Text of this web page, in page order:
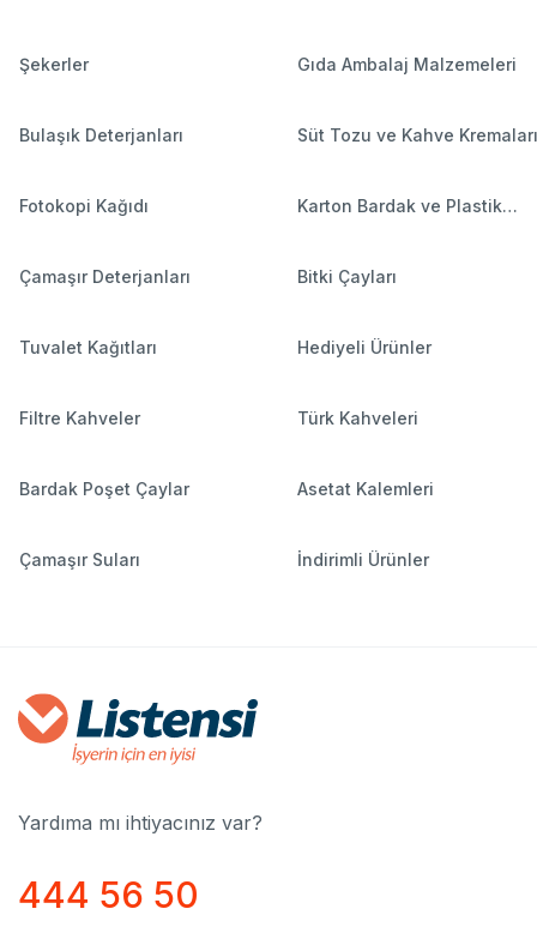
Şekerler Gıda Ambalaj Malzemeleri
Bulaşık Deterjanları Süt Tozu ve Kahve Kremaları
Fotokopi Kağıdı
Karton Bardak ve Plastik
Çamaşır Deterjanları Bitki Çayları
Tuvalet Kağıtları Hediyeli Ürünler
Filtre Kahveler Türk Kahveleri
Bardak Poşet Çaylar Asetat Kalemleri
Çamaşır Suları İndirimli Ürünler
Yardıma mı ihtiyacınız var?
444 56 50